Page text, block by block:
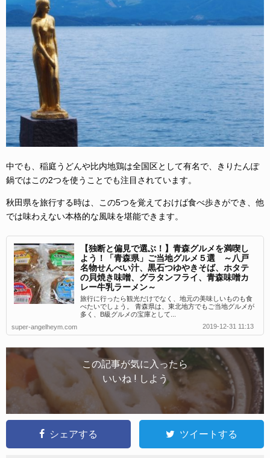
中でも、稲庭うどんや比内地鶏は全国区として有名で、きりたんぽ
鍋ではこの2つを使うことでも注目されています。
秋田県を旅行する時は、この5つを覚えておけば食べ歩きができ、他
では味わえない本格的な風味を堪能できます。
【独断と偏見で選ぶ！】青森グルメを満喫し
よう！「青森県」ご当地グルメ５選 ～八戸
名物せんべい汁、黒石つゆやきそば、ホタテ
の貝焼き味噌、グラタンフライ、青森味噌カ
レー牛乳ラーメン～
旅行に行ったら観光だけでなく、地元の美味しいものも食
べたいでしょう。 青森県は、東北地方でもご当地グルメが
多く、B級グルメの宝庫として...
super-angelheym.com
2019-12-31 11:13
この記事が気に入ったら
いいね ! しよう
シェアする ツイートする